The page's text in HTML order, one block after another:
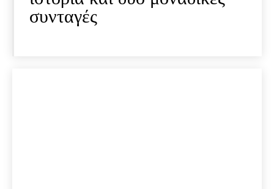
συνταγές